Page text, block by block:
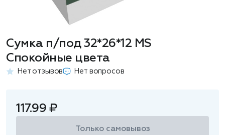
Сумка п/под 32*26*12 MS
Спокойные цвета
Нет отзывов Нет вопросов
117.99 ₽
Только самовывоз